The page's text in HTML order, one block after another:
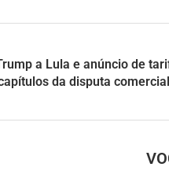
a Lula e anúncio de
da disputa comercial